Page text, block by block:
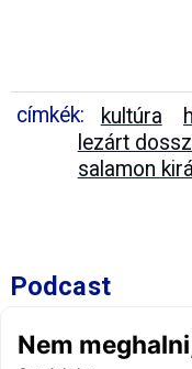
címkék: kultúra
lezárt
salamon
Podcast